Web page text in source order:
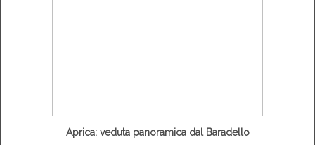
Aprica: veduta panoramica dal Baradello